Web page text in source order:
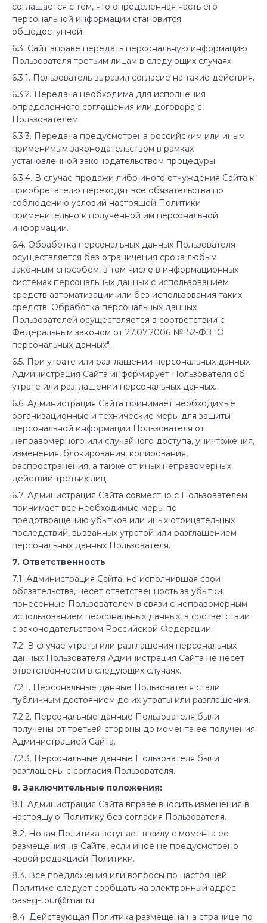
соглашается с тем, что определенная часть его
персональной информации становится
общедоступной.
6.3. Сайт вправе передать персональную информацию
Пользователя третьим лицам в следующих случаях:
6.3.1. Пользователь выразил согласие на такие действия.
6.3.2. Передача необходима для исполнения
определенного соглашения или договора с
Пользователем.
6.3.3. Передача предусмотрена российским или иным
применимым законодательством в рамках
установленной законодательством процедуры.
6.3.4. В случае продажи либо иного отчуждения Сайта к
приобретателю переходят все обязательства по
соблюдению условий настоящей Политики
применительно к полученной им персональной
информации.
6.4. Обработка персональных данных Пользователя
осуществляется без ограничения срока любым
законным способом, в том числе в информационных
системах персональных данных с использованием
средств автоматизации или без использования таких
средств. Обработка персональных данных
Пользователей осуществляется в соответствии с
Федеральным законом от 27.07.2006 №152-ФЗ "О
персональных данных".
6.5. При утрате или разглашении персональных данных
Администрация Сайта информирует Пользователя об
утрате или разглашении персональных данных.
6.6. Администрация Сайта принимает необходимые
организационные и технические меры для защиты
персональной информации Пользователя от
неправомерного или случайного доступа, уничтожения,
изменения, блокирования, копирования,
распространения, а также от иных неправомерных
действий третьих лиц.
6.7. Администрация Сайта совместно с Пользователем
принимает все необходимые меры по
предотвращению убытков или иных отрицательных
последствий, вызванных утратой или разглашением
персональных данных Пользователя.
7. Ответственность
7.1. Администрация Сайта, не исполнившая свои
обязательства, несет ответственность за убытки,
понесенные Пользователем в связи с неправомерным
использованием персональных данных, в соответствии
с законодательством Российской Федерации.
7.2. В случае утраты или разглашения персональных
данных Пользователя Администрация Сайта не несет
ответственности в следующих случаях.
7.2.1. Персональные данные Пользователя стали
публичным достоянием до их утраты или разглашения.
7.2.2. Персональные данные Пользователя были
получены от третьей стороны до момента ее получения
Администрацией Сайта.
7.2.3. Персональные данные Пользователя были
разглашены с согласия Пользователя.
8. Заключительные положения:
8.1. Администрация Сайта вправе вносить изменения в
настоящую Политику без согласия Пользователя.
8.2. Новая Политика вступает в силу с момента ее
размещения на Сайте, если иное не предусмотрено
новой редакцией Политики.
8.3. Все предложения или вопросы по настоящей
Политике следует сообщать на электронный адрес
baseg-tour@mail.ru.
8.4. Действующая Политика размещена на странице по